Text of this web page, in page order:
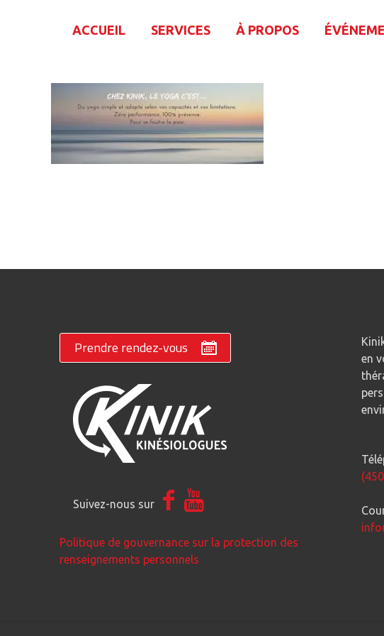
ACCUEIL SERVICES À PROPOS
Prendre rendez-vous
Suivez-nous sur
Politique de gouvernance sur la protection des
renseignements personnels
en